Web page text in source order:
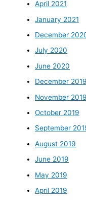
April 2021
January 2021
December
July 2020
June 2020
December 2019
November 2019
October 2019
September
August 2019
June 2019
May 2019
April 2019